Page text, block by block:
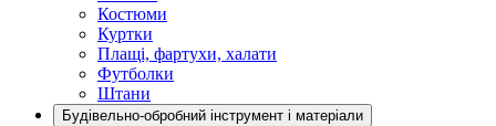
Костюми
Куртки
Плащі, фартухи, халати
Футболки
Штани
Будівельно-обробний інструмент і матеріали